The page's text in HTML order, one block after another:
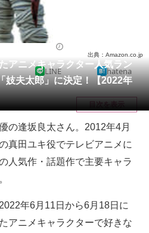
教育・育児
リサーチ
アニメキャラクター人気ラン
夫太郎」に決定！【2022年
出典：Amazon.co.jp
LINE hatena
目次を表示
の逢坂良太さん。2012年4月
真田ユキ役でテレビアニメに
人気作・話題作で主要キャラ
年6月11日から6月18日に
アニメキャラクターで好きな